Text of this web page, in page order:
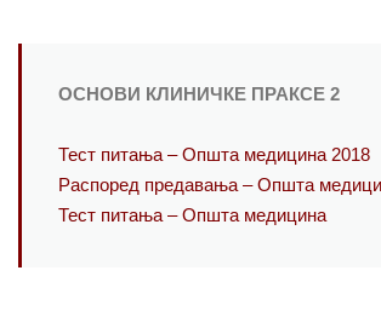
ОСНОВИ КЛИНИЧКЕ ПРАКСЕ 2
Тест питања – Општа медицина 2018
Распоред предавања – Општа
Тест питања – Општа медицина